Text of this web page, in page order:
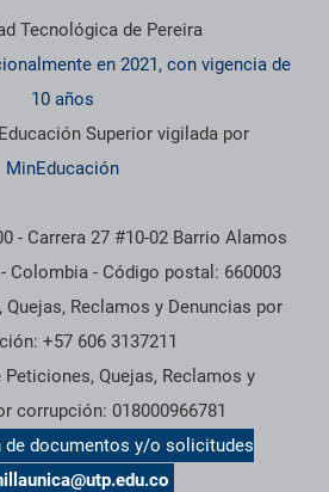
Tecnológica de Pereira
en 2021, con vigencia de
10 años
Superior vigilada por
MinEducación
- Carrera 27 #10-02 Barrio Alamos
Colombia - Código postal: 660003
Reclamos y Denuncias por
+57 606 3137211
Quejas, Reclamos y
corrupción: 018000966781
de documentos y/o solicitudes